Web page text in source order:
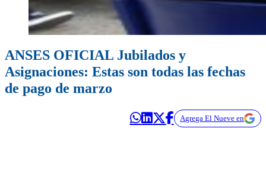
ANSES OFICIAL Jubilados y
Asignaciones: Estas son todas las fechas
de pago de marzo
Agrega El Nueve en